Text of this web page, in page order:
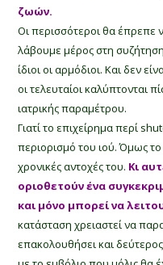
ζωών.
Οι περισσότεροι θα έπρεπε
λάβουμε μέρος στη
ίδιοι οι αρμόδιοι. Και δεν
οι τελευταίοι καλύπτονται
ιατρικής παραμέτρου.
Γιατί το επιχείρημα περί
περιορισμό του ιού. Όμως το
χρονικές αντοχές του. Κι
οριοθετούν ένα
και μόνο μπορεί να
κατάσταση χρειαστεί να
επακολουθήσει και